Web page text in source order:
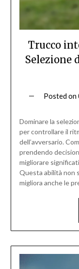
Trucco
Selezione
Posted on
Dominare la
per controllare il
dell’avversario.
prendendo
migliorare
Questa abilità non
migliora anche le